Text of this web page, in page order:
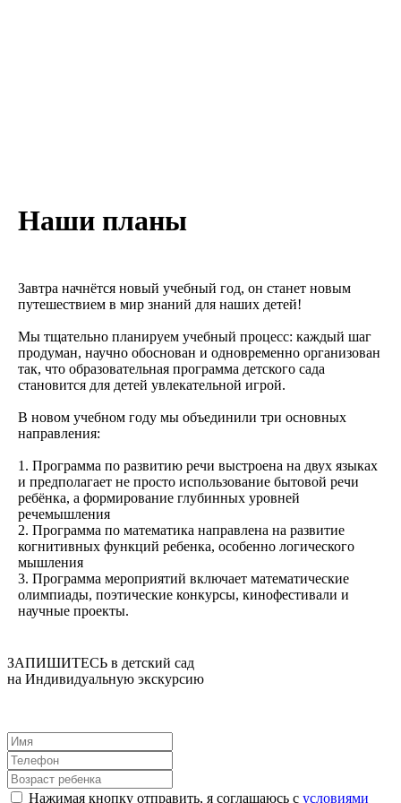
Наши планы
Завтра начнётся новый учебный год, он станет новым
путешествием в мир знаний для наших детей!
Мы тщательно планируем учебный процесс: каждый шаг
продуман, научно обоснован и одновременно организован
так, что образовательная программа детского сада
становится для детей увлекательной игрой.
В новом учебном году мы объединили три основных
направления:
1. Программа по развитию речи выстроена на двух языках
и предполагает не просто использование бытовой речи
ребёнка, а формирование глубинных уровней
речемышления
2. Программа по математика направлена на развитие
когнитивных функций ребенка, особенно логического
мышления
3. Программа мероприятий включает математические
олимпиады, поэтические конкурсы, кинофестивали и
научные проекты.
ЗАПИШИТЕСЬ в детский сад
на Индивидуальную экскурсию
Нажимая кнопку отправить, я соглашаюсь с условиями